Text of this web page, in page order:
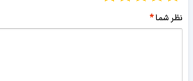
نظر شما